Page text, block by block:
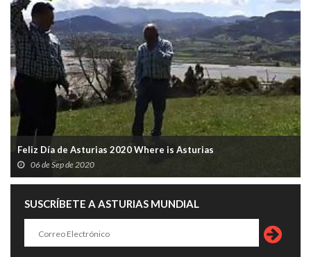
Feliz Día de Asturias 2020 Where is Asturias
06 de Sep de 2020
SUSCRÍBETE A ASTURIAS MUNDIAL